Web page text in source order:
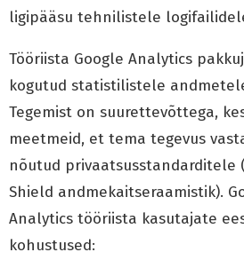
ligipääsu tehnilistele
Tööriista Google Analytics
kogutud statistilistele
Tegemist on suurettevõttega,
meetmeid, et tema tegevus
nõutud privaatsusstandarditele
Shield andmekaitseraamistik).
Analytics tööriista kasutajate
kohustused: